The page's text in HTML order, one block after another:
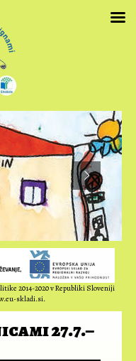
2014-2020 v Republiki Sloveniji
skladi.si.
27.7.–